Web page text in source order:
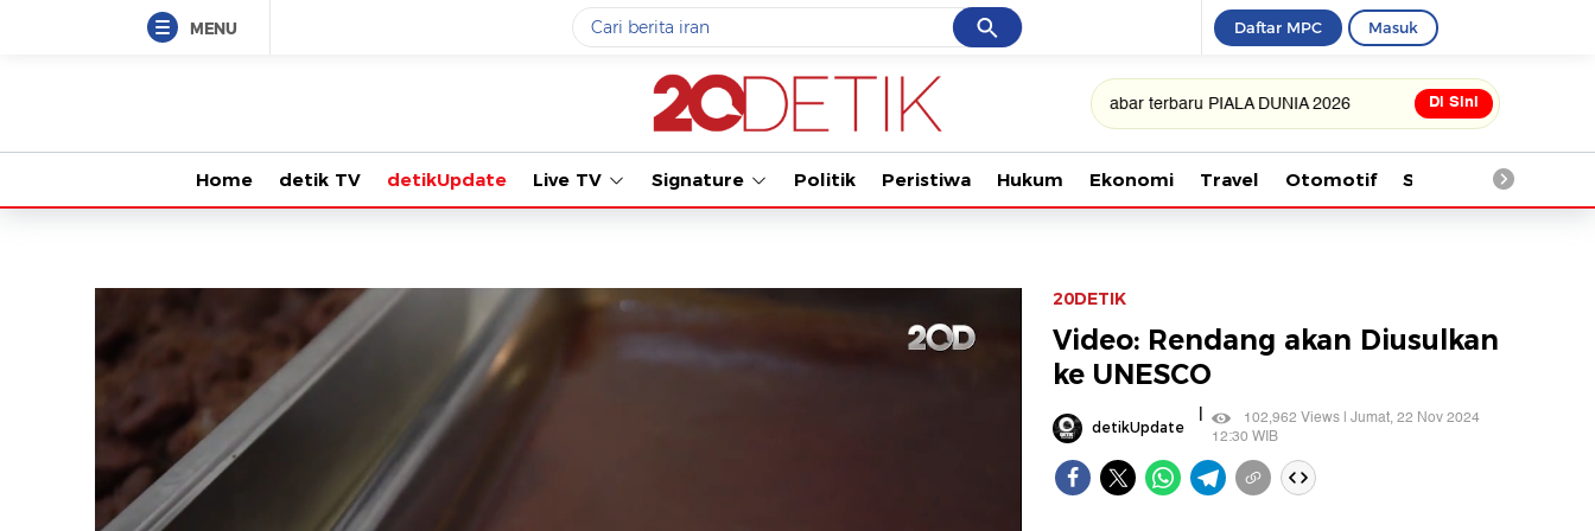
MENU Cancel
Yang sedang ramai dicari
piala presiden 2026
#3gempa hari ini
#5iran
Promoted
Daftar MPC Masuk
Tonton kabar terbaru PIALA DUNIA 2026 Di Sini
Home detik TV detikUpdate Live TV Signature Politik Peristiwa Hukum Ekonomi Travel Otomotif Saintek
20DETIK
Video: Rendang akan Diusulkan
ke UNESCO
detikUpdate |
102,962 Views | Jumat, 22 Nov 2024
12:30 WIB